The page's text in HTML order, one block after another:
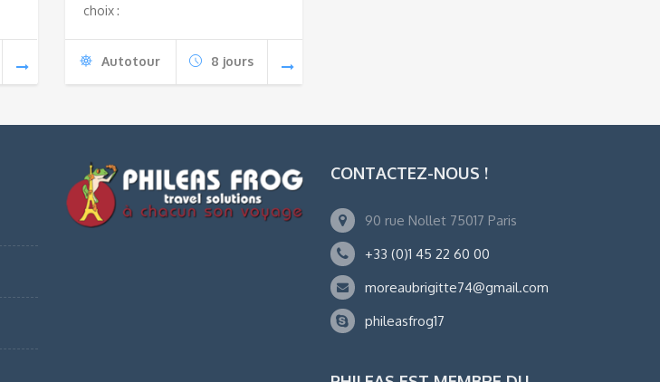
choix :
Autotour 8 jours
CONTACTEZ-NOUS !
90 rue Nollet 75017 Paris
+33 (0)1 45 22 60 00
moreaubrigitte74@gmail.com
phileasfrog17